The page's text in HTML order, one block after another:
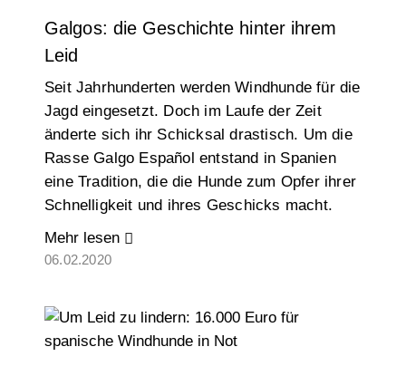
Galgos: die Geschichte hinter ihrem
Leid
Seit Jahrhunderten werden Windhunde für die
Jagd eingesetzt. Doch im Laufe der Zeit
änderte sich ihr Schicksal drastisch. Um die
Rasse Galgo Español entstand in Spanien
eine Tradition, die die Hunde zum Opfer ihrer
Schnelligkeit und ihres Geschicks macht.
Mehr lesen
06.02.2020